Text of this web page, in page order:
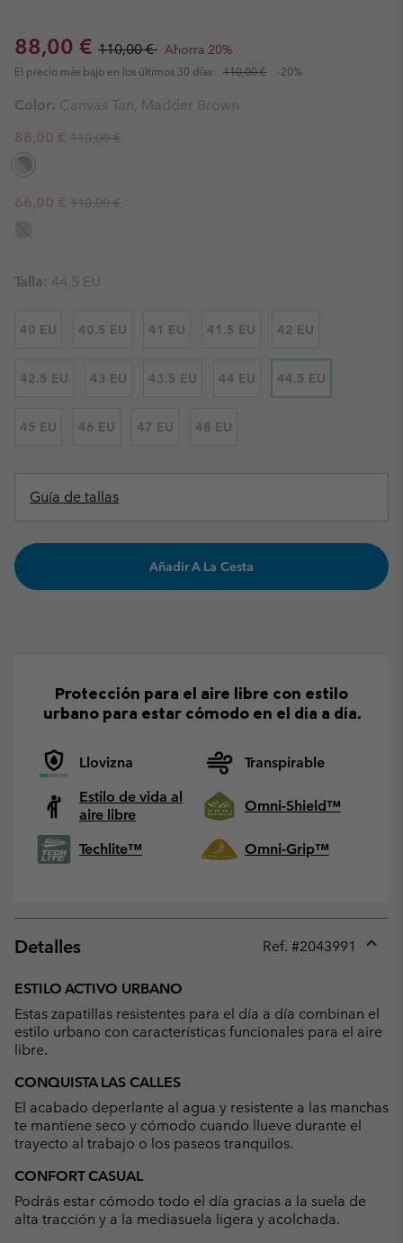
Sale price:
88,00 € Regular price:
110,00 € Ahorra 20%
El precio más bajo en los últimos 30 días: 110,00 € -20%
Color: Canvas Tan, Madder Brown
Sale price:
88,00 € Regular price:
110,00 €
Sale price:
66,00 € Regular price:
110,00 €
Talla: 44.5 EU
40 EU 40.5 EU 41 EU 41.5 EU 42 EU
42.5 EU 43 EU 43.5 EU 44 EU 44.5 EU
45 EU 46 EU 47 EU 48 EU
Guía de tallas
Añadir A La Cesta
Protección para el aire libre con estilo
urbano para estar cómodo en el día a día.
Llovizna
Transpirable
Estilo de vida al
aire libre
Omni-Shield™
Techlite™ Omni-Grip™
Detalles Ref. #2043991
ESTILO ACTIVO URBANO
Estas zapatillas resistentes para el día a día combinan el
estilo urbano con características funcionales para el aire
libre.
CONQUISTA LAS CALLES
El acabado deperlante al agua y resistente a las manchas
te mantiene seco y cómodo cuando llueve durante el
trayecto al trabajo o los paseos tranquilos.
CONFORT CASUAL
Podrás estar cómodo todo el día gracias a la suela de
alta tracción y a la mediasuela ligera y acolchada.